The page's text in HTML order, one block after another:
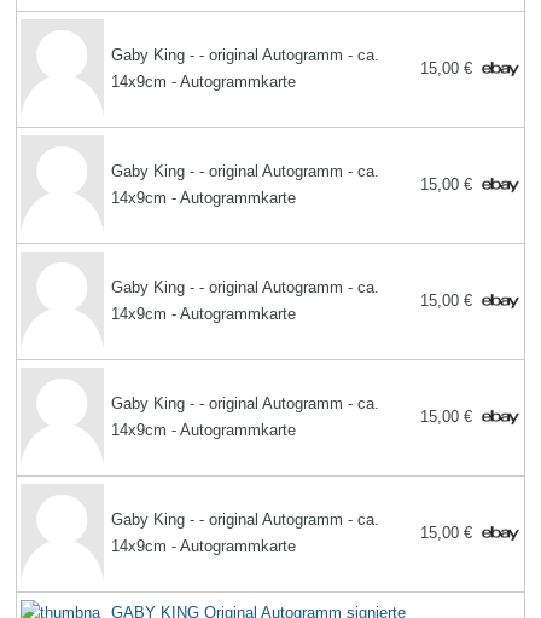
Gaby King - - original Autogramm - ca.
14x9cm - Autogrammkarte
15,00 €
Gaby King - - original Autogramm - ca.
14x9cm - Autogrammkarte
15,00 €
Gaby King - - original Autogramm - ca.
14x9cm - Autogrammkarte
15,00 €
Gaby King - - original Autogramm - ca.
14x9cm - Autogrammkarte
15,00 €
Gaby King - - original Autogramm - ca.
14x9cm - Autogrammkarte
15,00 €
GABY KING Original Autogramm signierte